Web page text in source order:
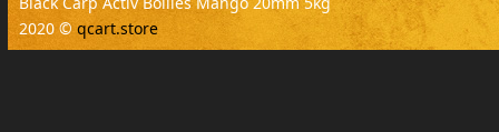
2020 © qcart.store